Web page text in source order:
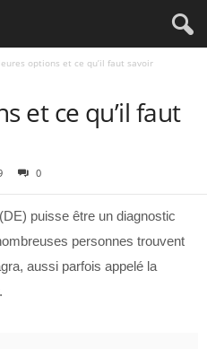
options et ce qu’il faut savoir
et ce qu’il faut
0
puisse être un diagnostic
personnes trouvent
aussi parfois appelé la